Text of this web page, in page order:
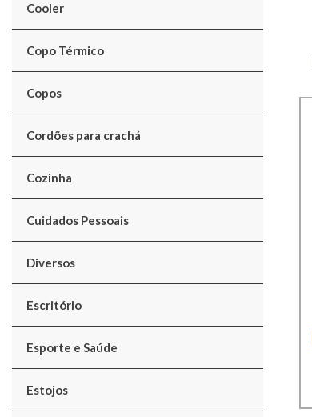
Cooler
Copo Térmico
Copos
Cordões para crachá
Cozinha
Cuidados Pessoais
Diversos
Escritório
Esporte e Saúde
Estojos